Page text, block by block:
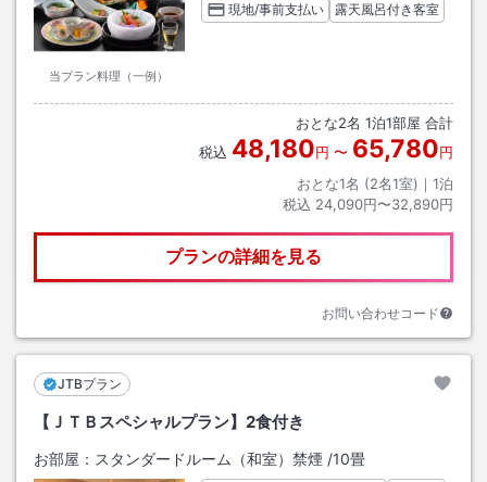
当プラン料理（一例）
現地/事前支払い
露天風呂付き客室
おとな2名 1泊1部屋 合計
税込 48,180円 〜 65,780円
おとな1名 (2名1室)｜ 1泊
税込 24,090円〜32,890円
プランの詳細を見る
お問い合わせコード
JTBプラン
【ＪＴＢスペシャルプラン】2食付き
お部屋： スタンダードルーム（和室）禁煙 /10畳